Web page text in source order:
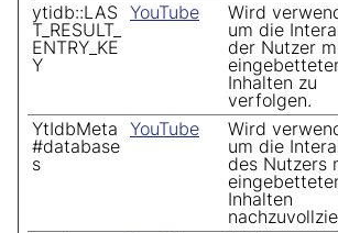
ytidb::LAS
T_RESULT_
ENTRY_KE
Y
YouTube
Wird
um die
der Nutzer
Inhalten zu
verfolgen.
YtIdbMeta
#database
s
YouTube
Wird
um die
des Nutzers
Inhalten